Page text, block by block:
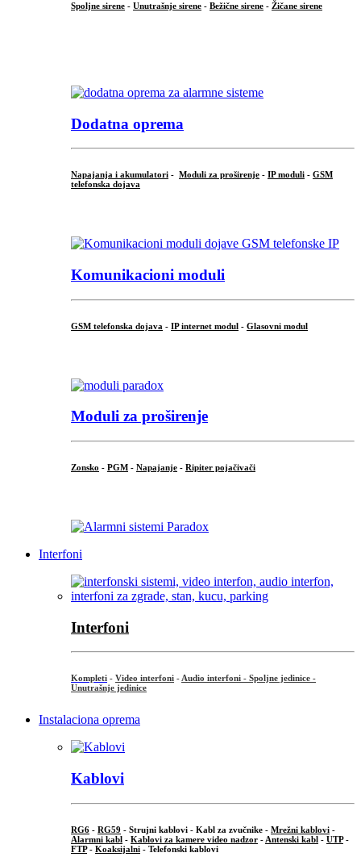
Spoljne sirene - Unutrašnje sirene - Bežične sirene - Žičane sirene
Dodatna oprema
Napajanja i akumulatori - Moduli za proširenje - IP moduli - GSM
telefonska dojava
Komunikacioni moduli
GSM telefonska dojava - IP internet modul - Glasovni modul
Moduli za proširenje
Zonsko - PGM - Napajanje - Ripiter pojačivači
Interfoni
Interfoni
Kompleti - Video interfoni - Audio interfoni - Spoljne jedinice -
Unutrašnje jedinice
Instalaciona oprema
Kablovi
RG6 - RG59 - Strujni kablovi - Kabl za zvučnike - Mrežni kablovi -
Alarmni kabl - Kablovi za kamere video nadzor - Antenski kabl - UTP-
FTP- Koaksijalni - Telefonski kablovi